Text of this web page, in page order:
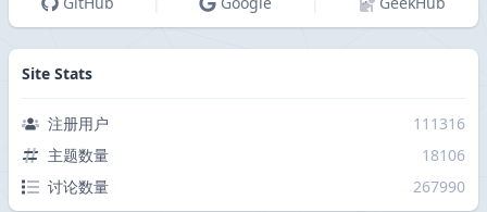
Site Stats
注册用户
111316
主题数量
18106
讨论数量
267990